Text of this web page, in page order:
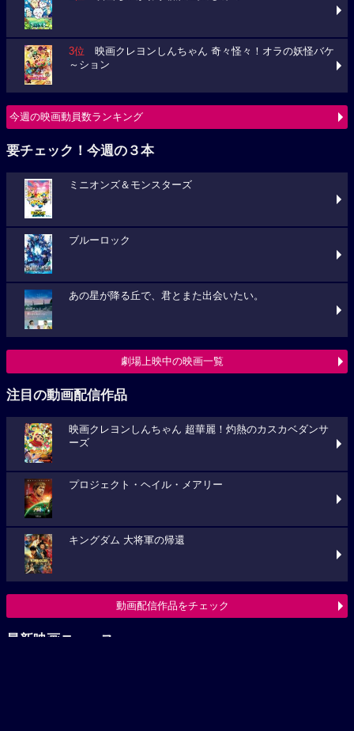
3位 映画クレヨンしんちゃん 奇々怪々！オラの妖怪バケ
～ション
今週の映画動員数ランキング
要チェック！今週の３本
ミニオンズ＆モンスターズ
ブルーロック
あの星が降る丘で、君とまた出会いたい。
劇場上映中の映画一覧
注目の動画配信作品
映画クレヨンしんちゃん 超華麗！灼熱のカスカベダンサ
ーズ
プロジェクト・ヘイル・メアリー
キングダム 大将軍の帰還
動画配信作品をチェック
最新映画ニュース